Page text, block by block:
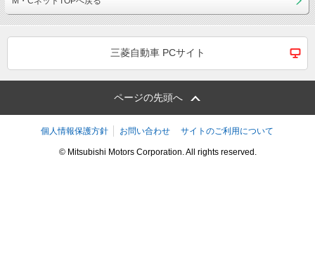
三菱自動車 PCサイト
ページの先頭へ
個人情報保護方針 お問い合わせ サイトのご利用について
© Mitsubishi Motors Corporation. All rights reserved.